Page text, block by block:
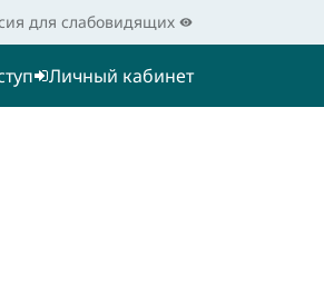
для слабовидящих
Личный кабинет